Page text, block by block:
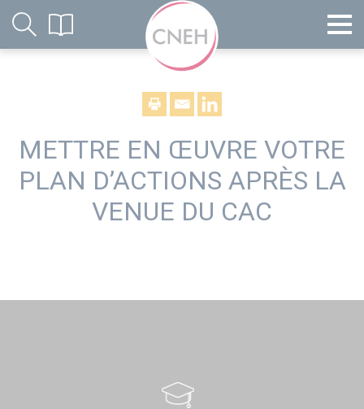
METTRE EN ŒUVRE VOTRE
PLAN D’ACTIONS APRÈS LA
VENUE DU CAC